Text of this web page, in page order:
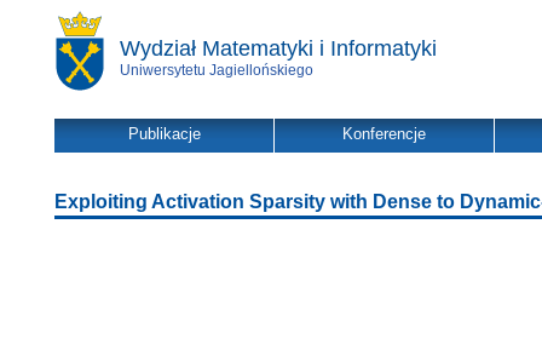
Wydział Matematyki i Informatyki
Uniwersytetu Jagiellońskiego
Publikacje Konferencje
Exploiting Activation Sparsity with Dense to